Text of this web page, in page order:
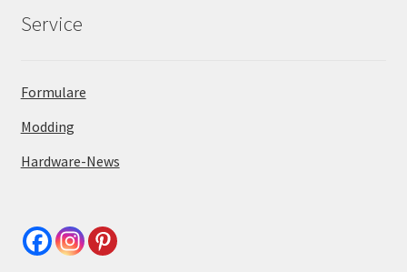
Service
Formulare
Modding
Hardware-News